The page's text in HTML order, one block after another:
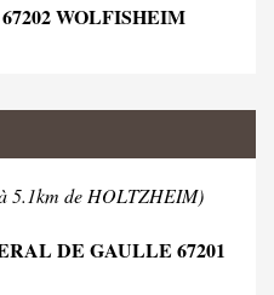
WOLFISHEIM
5.1km de HOLTZHEIM)
DE GAULLE 67201